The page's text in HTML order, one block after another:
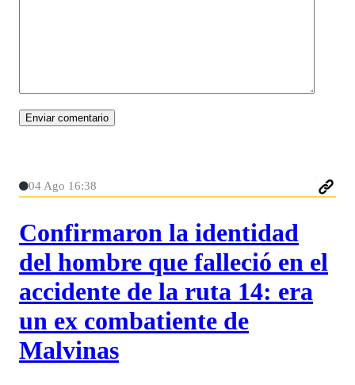
04 Ago 16:38
Confirmaron la identidad
del hombre que falleció en el
accidente de la ruta 14: era
un ex combatiente de
Malvinas